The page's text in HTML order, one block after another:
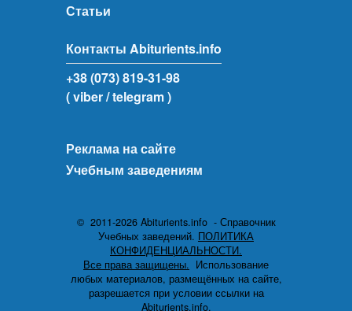
Статьи
Контакты Abiturients.info
+38 (073) 819-31-98
( viber/ telegram )
Реклама на сайте
Учебным заведениям
© 2011-2026 Abiturients.info - Справочник
Учебных заведений. ПОЛИТИКА
КОНФИДЕНЦИАЛЬНОСТИ.
Все права защищены. Использование
любых материалов, размещённых на сайте,
разрешается при условии ссылки на
Abiturients.info.